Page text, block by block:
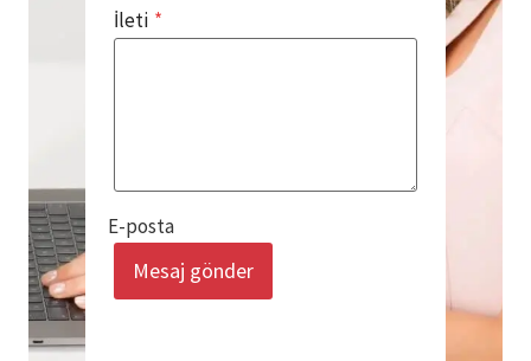
İleti *
E-posta
Mesaj gönder